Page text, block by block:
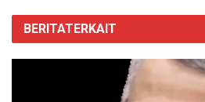
BERITATERKAIT